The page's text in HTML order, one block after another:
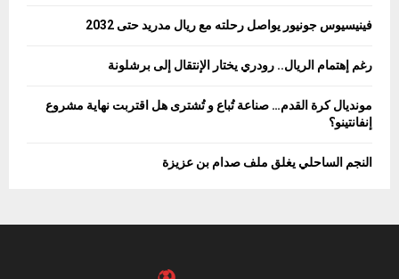
فينيسيوس جونيور يواصل رحلته مع ريال مدريد حتى 2032
رغم إهتمام الريال.. رودري يختار الإنتقال إلى برشلونة
مونديال كرة القدم… صناعة تُباع و تُشترى هل اقتربت نهاية مشروع
إنفانتينو؟
النجم الساحلي يغلق ملف صدام بن عزيزة